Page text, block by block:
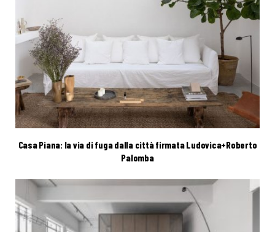
Casa Piana: la via di fuga dalla città firmata Ludovica+Roberto
Palomba